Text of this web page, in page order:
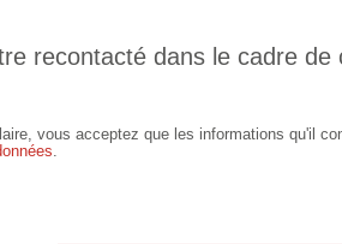
recontacté dans le cadre de
vous acceptez que les informations qu'il
.